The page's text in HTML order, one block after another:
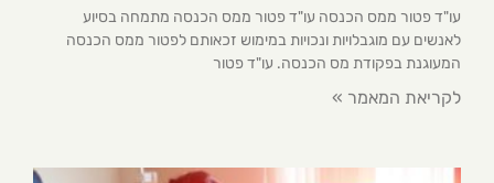
עו"ד פטור ממס הכנסה עו"ד פטור ממס הכנסה מתמחה בסיוע
לאנשים עם מוגבלויות ונכויות במימוש זכאותם לפטור ממס הכנסה
המעוגנת בפקודת מס הכנסה. עו"ד פטור
לקריאת המאמר »